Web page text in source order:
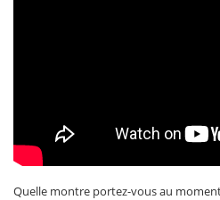
Quelle montre portez-vous au